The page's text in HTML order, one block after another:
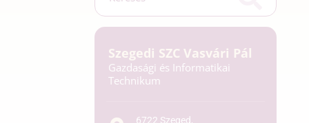
Szegedi SZC Vasvári Pál
Gazdasági és Informatikai
Technikum
6722 Szeged,